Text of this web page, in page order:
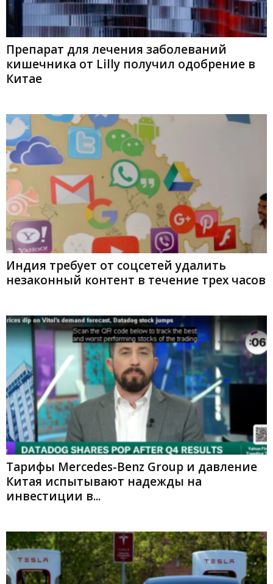
Препарат для лечения заболеваний
кишечника от Lilly получил одобрение в
Китае
Индия требует от соцсетей удалить
незаконный контент в течение трех часов
Тарифы Mercedes-Benz Group и давление
Китая испытывают надежды на
инвестиции в...